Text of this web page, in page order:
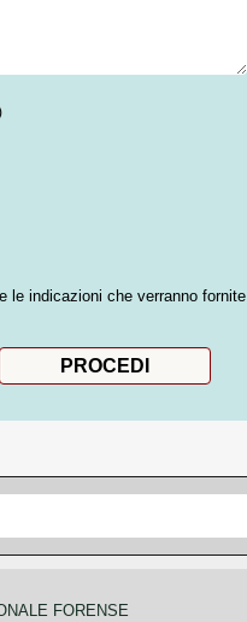
le indicazioni che verranno fornite
FORENSE